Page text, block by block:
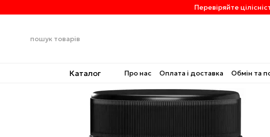
Перевіряйте
Каталог Про нас Оплата і доставка Обмін та